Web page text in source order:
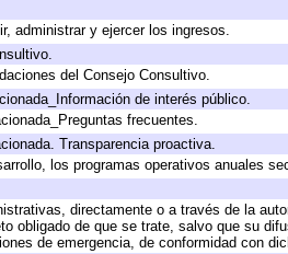
administrar y ejercer los ingresos.
del Consejo Consultivo.
de interés público.
frecuentes.
Transparencia proactiva.
los programas operativos anuales
directamente o a través de la
obligado de que se trate, salvo que su
de emergencia, de conformidad con